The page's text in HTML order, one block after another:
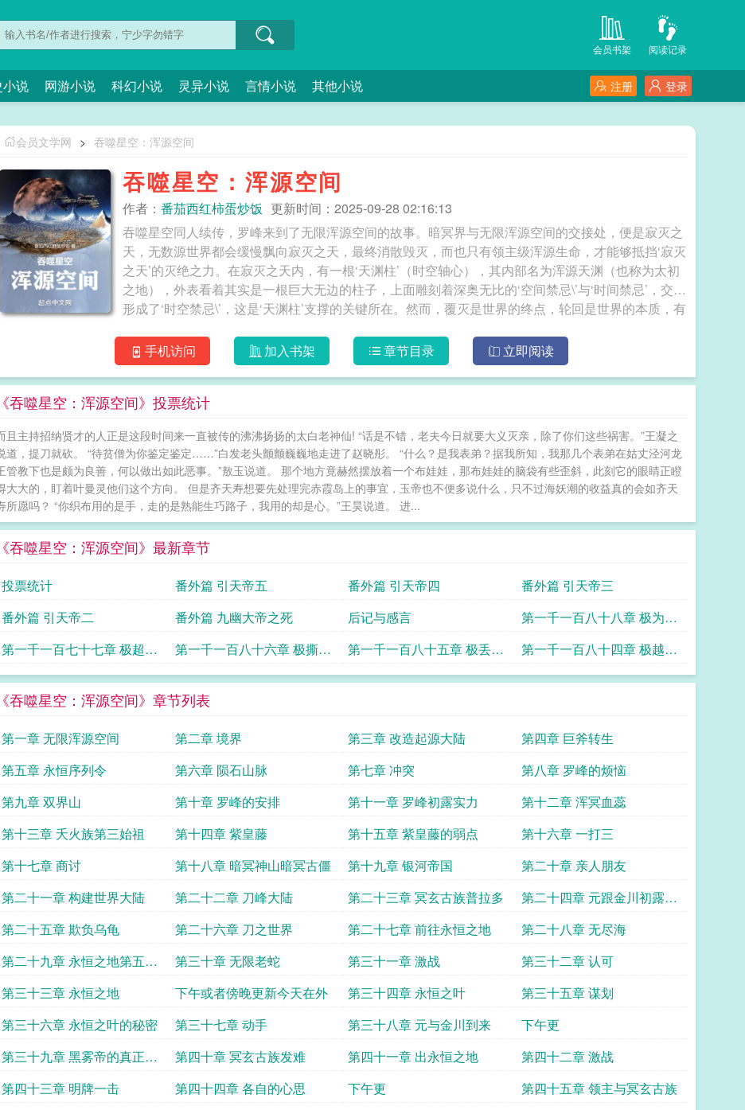
阅读记录
会员书架
说 网游小说 科幻小说 灵异小说 言情小说 其他小说 登录
注册
会员文学网 > 吞噬星空：浑源空间
吞噬星空：浑源空间
作者： 番茄西红柿蛋炒饭 更新时间：2025-09-28 02:16:13
吞噬星空同人续传，罗峰来到了无限浑源空间的故事。暗冥界与无限浑源空间的交接处，便是寂灭之
天，无数源世界都会缓慢飘向寂灭之天，最终消散毁灭，而也只有领主级浑源生命，才能够抵挡‘寂灭
之天’的灭绝之力。在寂灭之天内，有一根‘天渊柱’（时空轴心），其内部名为浑源天渊（也称为太初
之地），外表看着其实是一根巨大无边的柱子，上面雕刻着深奥无比的‘空间禁忌\’与‘时间禁忌’，交汇
形成了‘时空禁忌\’，这是‘天渊柱’支撑的关键所在。然而，覆灭是世界的终点，轮回是世界的本质，有
手机访问
加入书架 章节目录 立即阅读
《吞噬星空：浑源空间》投票统计
且主持招纳贤才的人正是这段时间来一直被传的沸沸扬扬的太白老神仙! “话是不错，老夫今日就要大义灭亲，除了你们这些祸害。”王凝之
道，提刀就砍。 “待贫僧为你鉴定鉴定……”白发老头颤颤巍巍地走进了赵晓彤。 “什么？是我表弟？据我所知，我那几个表弟在姑丈泾河龙
管教下也是颇为良善，何以做出如此恶事。”敖玉说道。 那个地方竟赫然摆放着一个布娃娃，那布娃娃的脑袋有些歪斜，此刻它的眼睛正瞪
大大的，盯着叶曼灵他们这个方向。 但是齐天寿想要先处理完赤霞岛上的事宜，玉帝也不便多说什么，只不过海妖潮的收益真的会如齐天
所愿吗？ “你织布用的是手，走的是熟能生巧路子，我用的却是心。”王昊说道。 进...
《吞噬星空：浑源空间》最新章节
投票统计 番外篇 引天帝五 番外篇 引天帝四
番外篇 引天帝三
番外篇 引天帝二
番外篇 九幽大帝之死 后记与感言
第一千一百八十八章 极为你
入轮回全书终
第一千一百七十七章 极超脱
与创世
第一千一百八十六章 极撕裂
虚无
第一千一百八十五章 极丢在
虚无
第一千一百八十四章 极越来
越强
《吞噬星空：浑源空间》章节列表
第一章 无限浑源空间 第二章 境界 第三章 改造起源大陆
第四章 巨斧转生
第五章 永恒序列令
第六章 陨石山脉 第七章 冲突
第八章 罗峰的烦恼
第九章 双界山
第十章 罗峰的安排 第十一章 罗峰初露实力
第十二章 浑冥血蕊
第十三章 夭火族第三始祖
第十四章 紫皇藤 第十五章 紫皇藤的弱点
第十六章 一打三
第十七章 商讨
第十八章 暗冥神山暗冥古僵 第十九章 银河帝国
第二十章 亲人朋友
第二十一章 构建世界大陆
第二十二章 刀峰大陆 第二十三章 冥玄古族普拉多
第二十四章 元跟金川初露手
段
第二十五章 欺负乌龟 第二十六章 刀之世界 第二十七章 前往永恒之地
第二十八章 无尽海
第二十九章 永恒之地第五序
列古岩
第三十章 无限老蛇 第三十一章 激战
第三十二章 认可
第三十三章 永恒之地
下午或者傍晚更新今天在外 第三十四章 永恒之叶
第三十五章 谋划
第三十六章 永恒之叶的秘密
第三十七章 动手 第三十八章 元与金川到来
下午更
第三十九章 黑雾帝的真正身
份
第四十章 冥玄古族发难 第四十一章 出永恒之地
第四十二章 激战
第四十三章 明牌一击
第四十四章 各自的心思 下午更
第四十五章 领主与冥玄古族